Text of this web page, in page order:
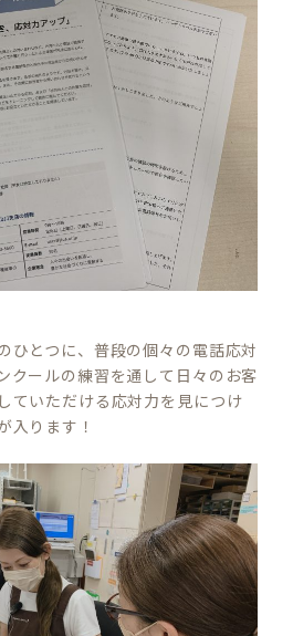
ひとつに、普段の個々の電話応対
クールの練習を通して日々のお客
ていただける応対力を見につけ
入ります！